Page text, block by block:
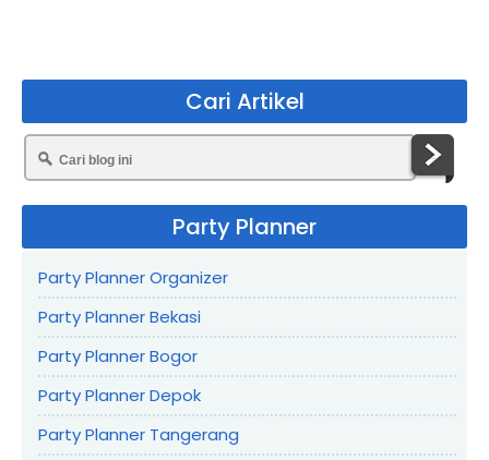
Cari Artikel
Party Planner
Party Planner Organizer
Party Planner Bekasi
Party Planner Bogor
Party Planner Depok
Party Planner Tangerang